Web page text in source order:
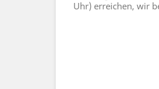
Uhr) erreichen, wir